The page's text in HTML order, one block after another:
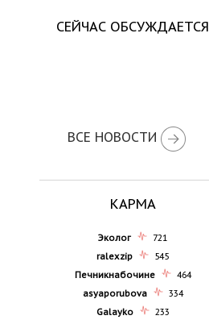
СЕЙЧАС ОБСУЖДАЕТСЯ
ВСЕ НОВОСТИ
КАРМА
Эколог
721
ralexzip
545
Печникнабочине
464
asyaporubova
334
Galayko
233